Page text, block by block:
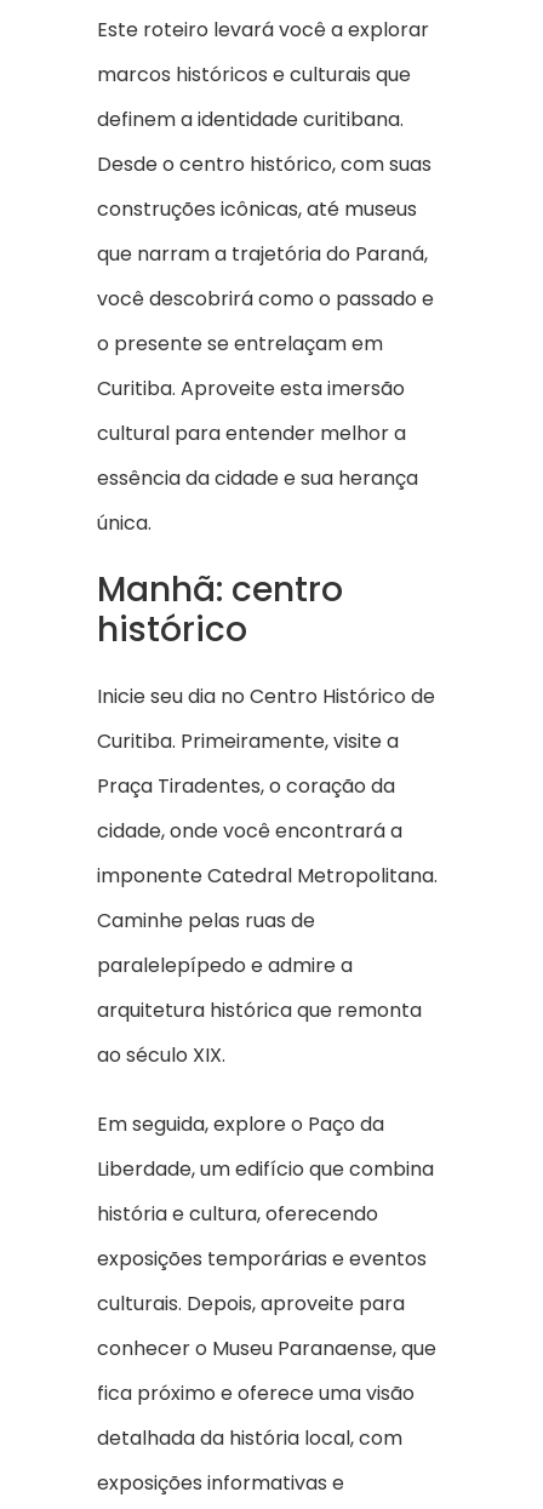
Este roteiro levará você a explorar
marcos históricos e culturais que
definem a identidade curitibana.
Desde o centro histórico, com suas
construções icônicas, até museus
que narram a trajetória do Paraná,
você descobrirá como o passado e
o presente se entrelaçam em
Curitiba. Aproveite esta imersão
cultural para entender melhor a
essência da cidade e sua herança
única.
Manhã: centro
histórico
Inicie seu dia no Centro Histórico de
Curitiba. Primeiramente, visite a
Praça Tiradentes, o coração da
cidade, onde você encontrará a
imponente Catedral Metropolitana.
Caminhe pelas ruas de
paralelepípedo e admire a
arquitetura histórica que remonta
ao século XIX.
Em seguida, explore o Paço da
Liberdade, um edifício que combina
história e cultura, oferecendo
exposições temporárias e eventos
culturais. Depois, aproveite para
conhecer o Museu Paranaense, que
fica próximo e oferece uma visão
detalhada da história local, com
exposições informativas e